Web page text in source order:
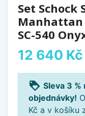
Set Schock
Manhattan
SC-540
12 640 Kč
loyalty Sleva 3
objednávky!
Kč a v košíku